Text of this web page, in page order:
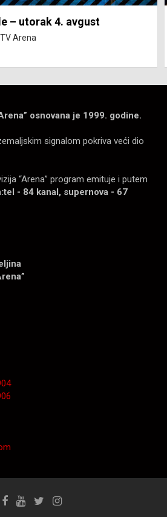
– utorak 4. avgust
Arena
osnovana je 1999. godine.
signalom pokriva veći dio
“Arena” program emituje i putem
- 84 kanal, supernova - 67